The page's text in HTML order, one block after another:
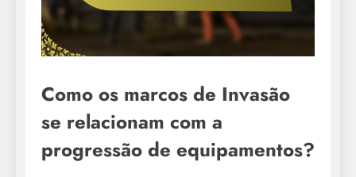
Como os marcos de Invasão
se relacionam com a
progressão de equipamentos?